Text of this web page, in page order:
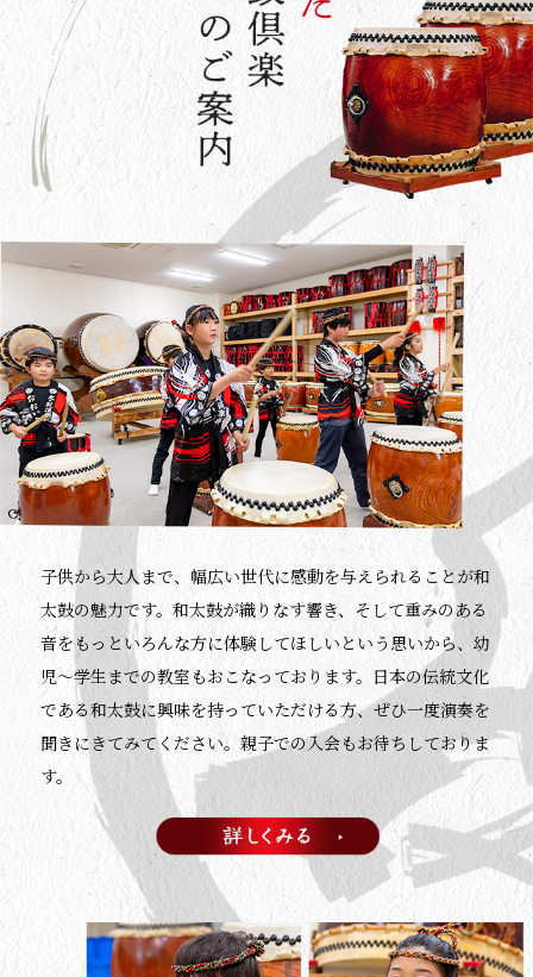
子供から大人まで、幅広い世代に感動を与えられることが和
太鼓の魅力です。和太鼓が織りなす響き、そして重みのある
音をもっといろんな方に体験してほしいという思いから、幼
児〜学生までの教室もおこなっております。日本の伝統文化
である和太鼓に興味を持っていただける方、ぜひ一度演奏を
聞きにきてみてください。親子での入会もお待ちしておりま
す。